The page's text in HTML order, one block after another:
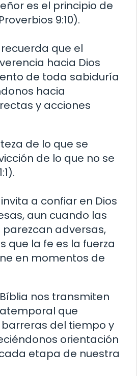
es el principio de
9:10).
que el
hacia Dios
de toda sabiduría
hacia
y acciones
de lo que se
de lo que no se
a confiar en Dios
aun cuando las
adversas,
que la fe es la fuerza
en momentos de
nos transmiten
que
del tiempo y
orientación
etapa de nuestra